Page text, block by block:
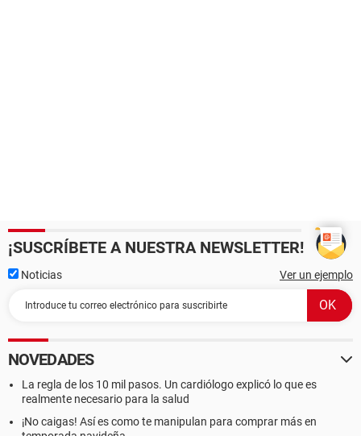
¡SUSCRÍBETE A NUESTRA NEWSLETTER!
Noticias Ver un ejemplo
NOVEDADES
La regla de los 10 mil pasos. Un cardiólogo explicó lo que es
realmente necesario para la salud
¡No caigas! Así es como te manipulan para comprar más en